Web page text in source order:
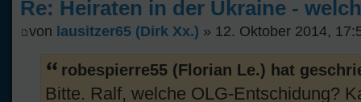
Re: Heiraten in der Ukraine -
von lausitzer65 (Dirk Xx.) » 12. Oktober 2014,
robespierre55 (Florian Le.) hat
Bitte. Ralf, welche OLG-Entschidung?